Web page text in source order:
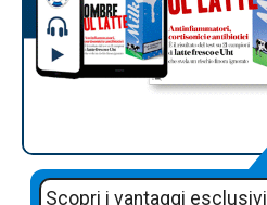
Scopri i vantaggi esclusivi